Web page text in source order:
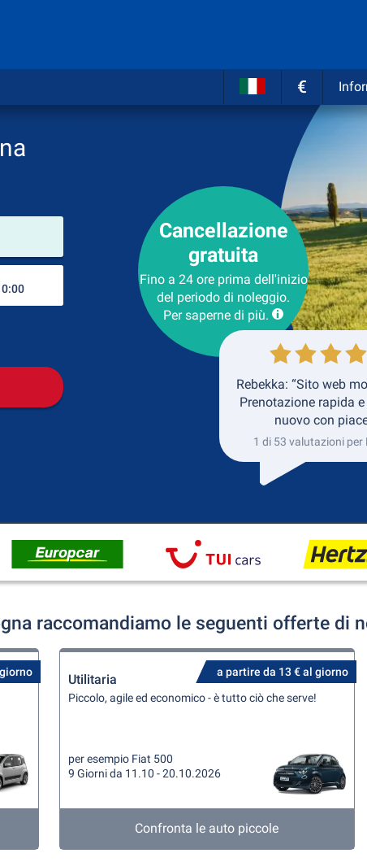
€
Luogo del noleggio
Luogo di ritorno
Ritorno
Cancellazione
gratuita
Fino a 24 ore prima dell'inizio
del periodo di noleggio.
Per saperne di più.
Rebekka: “Sito web
Prenotazione rapida
nuovo con
1 di 53 valutazioni per
raccomandiamo le seguenti offerte di
a partire da 13 € al giorno
Utilitaria
Piccolo, agile ed economico - è tutto ciò che serve!
per esempio Fiat 500
9 Giorni da 11.10 - 20.10.2026
Confronta le auto piccole